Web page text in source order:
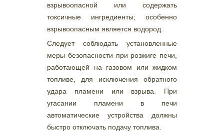
взрывоопасной или содержать
токсичные ингредиенты; особенно
взрывоопасным является водород.
Следует соблюдать установленные
меры безопасности при розжиге печи,
работающей на газовом или жидком
топливе, для исключения обратного
удара пламени или взрыва. При
угасании пламени в печи
автоматические устройства должны
быстро отключать подачу топлива.